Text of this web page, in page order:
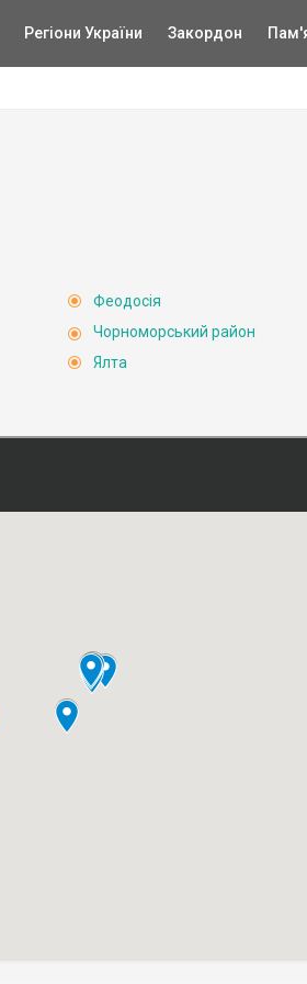
Регіони України Закордон
Феодосія
Чорноморський район
Ялта